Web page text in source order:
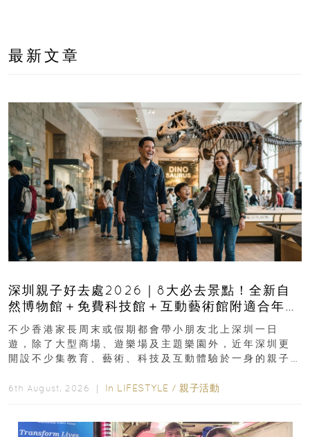
最新文章
深圳親子好去處2026｜8大必去景點！全新自
然博物館＋免費科技館＋互動藝術館附適合年
齡、交通、門票、開放時間
不少香港家長周末或假期都會帶小朋友北上深圳一日
遊，除了大型商場、遊樂場及主題樂園外，近年深圳更
開設不少集教育、藝術、科技及互動體驗於一身的親子
6th August, 2026 ｜ In LIFESTYLE / 親子活動